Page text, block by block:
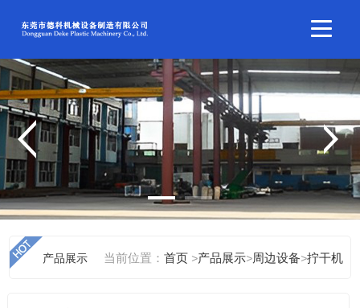
产品展示 当前位置：首页 >产品展示>周边设备>拧干机